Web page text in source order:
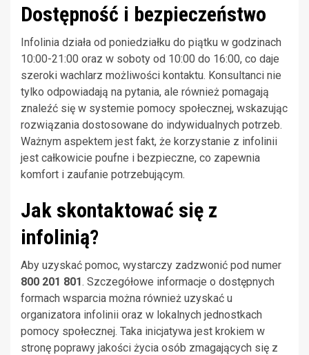
Dostępność i bezpieczeństwo
Infolinia działa od poniedziałku do piątku w godzinach
10:00-21:00 oraz w soboty od 10:00 do 16:00, co daje
szeroki wachlarz możliwości kontaktu. Konsultanci nie
tylko odpowiadają na pytania, ale również pomagają
znaleźć się w systemie pomocy społecznej, wskazując
rozwiązania dostosowane do indywidualnych potrzeb.
Ważnym aspektem jest fakt, że korzystanie z infolinii
jest całkowicie poufne i bezpieczne, co zapewnia
komfort i zaufanie potrzebującym.
Jak skontaktować się z
infolinią?
Aby uzyskać pomoc, wystarczy zadzwonić pod numer
800 201 801. Szczegółowe informacje o dostępnych
formach wsparcia można również uzyskać u
organizatora infolinii oraz w lokalnych jednostkach
pomocy społecznej. Taka inicjatywa jest krokiem w
stronę poprawy jakości życia osób zmagających się z